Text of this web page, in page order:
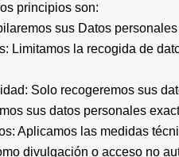
principios son:
sus Datos
Limitamos la recogida de
Solo recogeremos sus
sus datos personales
Aplicamos las medidas
divulgación o acceso no